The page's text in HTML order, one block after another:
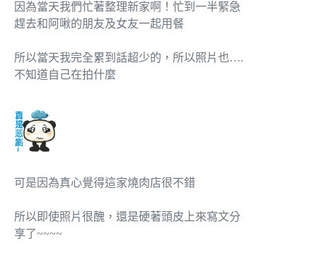
因為當天我們忙著整理新家啊！忙到一半緊急
趕去和阿啾的朋友及女友一起用餐
所以當天我完全累到話超少的，所以照片也….
不知道自己在拍什麼
可是因為真心覺得這家燒肉店很不錯
所以即使照片很醜，還是硬著頭皮上來寫文分
享了~~~~